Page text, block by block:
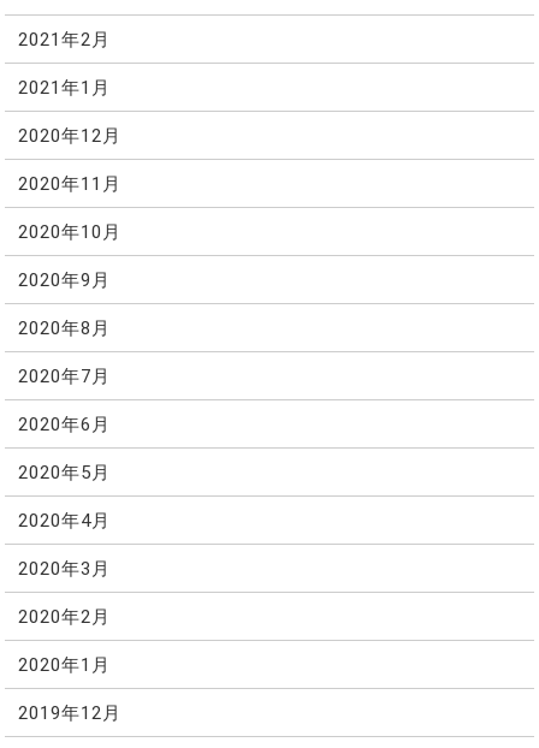
2021年2月
2021年1月
2020年12月
2020年11月
2020年10月
2020年9月
2020年8月
2020年7月
2020年6月
2020年5月
2020年4月
2020年3月
2020年2月
2020年1月
2019年12月